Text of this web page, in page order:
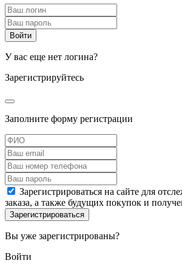
У вас еще нет логина?
Зарегистрируйтесь
Заполните форму регистрации
Зарегистрироваться на сайте для
заказа, а также будущих покупок и
Вы уже зарегистрированы?
Войти